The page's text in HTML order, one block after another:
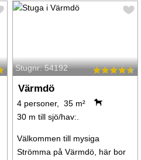
Stugnr: 54192
Värmdö
4 personer, 35 m²
30 m till sjö/hav:.
Välkommen till mysiga
Strömma på Värmdö, här bor